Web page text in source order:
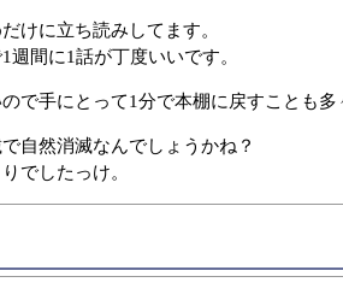
けに立ち読みしてます。
間に1話が丁度いいです。
で手にとって1分で本棚に戻すことも多
自然消滅なんでしょうかね？
でしたっけ。